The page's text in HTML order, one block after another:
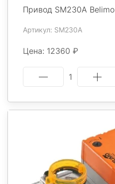
Привод SM230A Belimo
Артикул: SM230A
Цена: 12360 ₽
1